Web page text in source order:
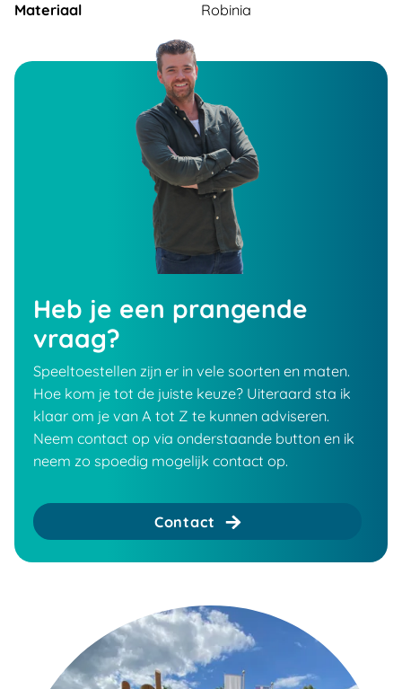
Materiaal
Robinia
Heb je een prangende
vraag?
Speeltoestellen zijn er in vele soorten en maten.
Hoe kom je tot de juiste keuze? Uiteraard sta ik
klaar om je van A tot Z te kunnen adviseren.
Neem contact op via onderstaande button en ik
neem zo spoedig mogelijk contact op.
Contact